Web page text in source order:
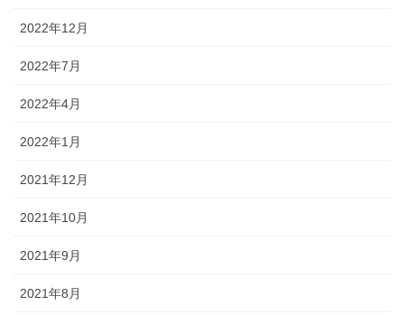
2022年12月
2022年7月
2022年4月
2022年1月
2021年12月
2021年10月
2021年9月
2021年8月